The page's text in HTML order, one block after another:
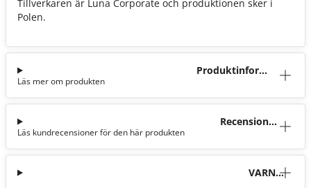
Tillverkaren är Luna Corporate och produktionen sker i
Polen.
Produktinforma
Läs mer om produkten
Recensioner
Läs kundrecensioner för den här produkten
VARNI